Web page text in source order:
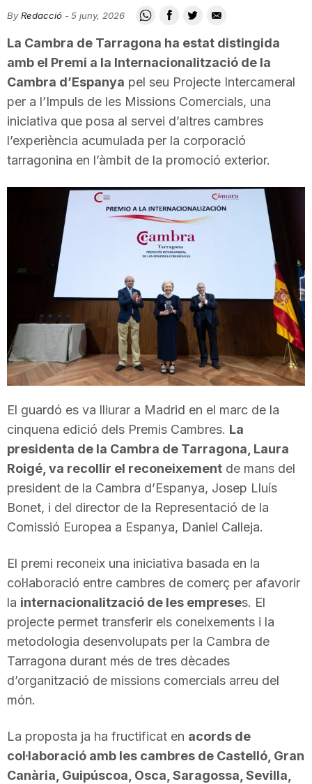
i
u
t
a
T
a
r
r
a
n
a
By Redacció -5 juny, 2026
La Cambra de Tarragona ha estat distingida
amb el Premi a la Internacionalització de la
Cambra d’Espanya pel seu Projecte Intercameral
per a l’Impuls de les Missions Comercials, una
iniciativa que posa al servei d’altres cambres
l’experiència acumulada per la corporació
tarragonina en l’àmbit de la promoció exterior.
El guardó es va lliurar a Madrid en el marc de la
cinquena edició dels Premis Cambres. La
presidenta de la Cambra de Tarragona, Laura
Roigé, va recollir el reconeixement de mans del
president de la Cambra d’Espanya, Josep Lluís
Bonet, i del director de la Representació de la
Comissió Europea a Espanya, Daniel Calleja.
El premi reconeix una iniciativa basada en la
col·laboració entre cambres de comerç per afavorir
la internacionalització de les empreses. El
projecte permet transferir els coneixements i la
metodologia desenvolupats per la Cambra de
Tarragona durant més de tres dècades
d’organització de missions comercials arreu del
món.
La proposta ja ha fructificat en acords de
col·laboració amb les cambres de Castelló, Gran
Canària, Guipúscoa, Osca, Saragossa, Sevilla,